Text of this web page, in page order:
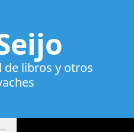
de libros y otros